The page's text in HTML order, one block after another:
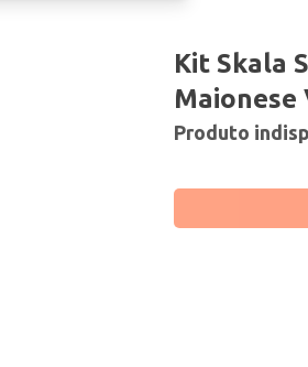
Kit Skala
Maionese
Produto